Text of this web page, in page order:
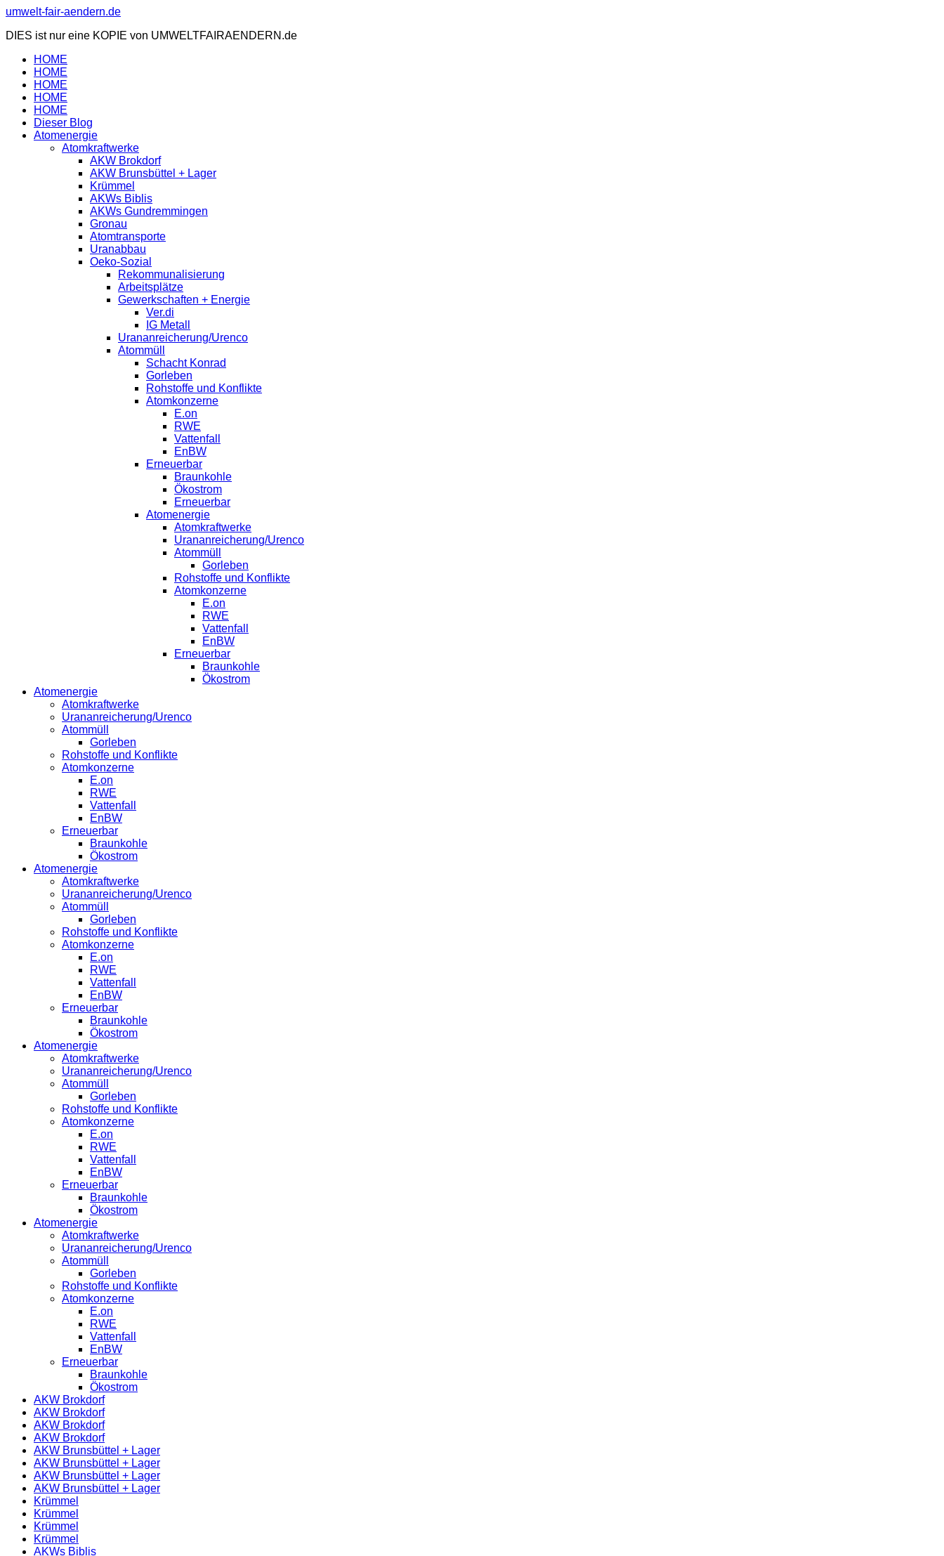
Zum
springen
umwelt-fair-aendern.de
DIES ist nur eine KOPIE von UMWELTFAIRAENDERN.de
HOME
HOME
HOME
HOME
HOME
Dieser Blog
Atomenergie
Atomkraftwerke
AKW Brokdorf
AKW Brunsbüttel + Lager
Krümmel
AKWs Biblis
AKWs Gundremmingen
Gronau
Atomtransporte
Uranabbau
Oeko-Sozial
Rekommunalisierung
Arbeitsplätze
Gewerkschaften + Energie
Ver.di
IG Metall
Urananreicherung/Urenco
Atommüll
Schacht Konrad
Gorleben
Rohstoffe und Konflikte
Atomkonzerne
E.on
RWE
Vattenfall
EnBW
Erneuerbar
Braunkohle
Ökostrom
Erneuerbar
Atomenergie
Atomkraftwerke
Urananreicherung/Urenco
Atommüll
Gorleben
Rohstoffe und Konflikte
Atomkonzerne
E.on
RWE
Vattenfall
EnBW
Erneuerbar
Braunkohle
Ökostrom
Atomenergie
Atomkraftwerke
Urananreicherung/Urenco
Atommüll
Gorleben
Rohstoffe und Konflikte
Atomkonzerne
E.on
RWE
Vattenfall
EnBW
Erneuerbar
Braunkohle
Ökostrom
Atomenergie
Atomkraftwerke
Urananreicherung/Urenco
Atommüll
Gorleben
Rohstoffe und Konflikte
Atomkonzerne
E.on
RWE
Vattenfall
EnBW
Erneuerbar
Braunkohle
Ökostrom
Atomenergie
Atomkraftwerke
Urananreicherung/Urenco
Atommüll
Gorleben
Rohstoffe und Konflikte
Atomkonzerne
E.on
RWE
Vattenfall
EnBW
Erneuerbar
Braunkohle
Ökostrom
Atomenergie
Atomkraftwerke
Urananreicherung/Urenco
Atommüll
Gorleben
Rohstoffe und Konflikte
Atomkonzerne
E.on
RWE
Vattenfall
EnBW
Erneuerbar
Braunkohle
Ökostrom
AKW Brokdorf
AKW Brokdorf
AKW Brokdorf
AKW Brokdorf
AKW Brunsbüttel + Lager
AKW Brunsbüttel + Lager
AKW Brunsbüttel + Lager
AKW Brunsbüttel + Lager
Krümmel
Krümmel
Krümmel
Krümmel
AKWs Biblis